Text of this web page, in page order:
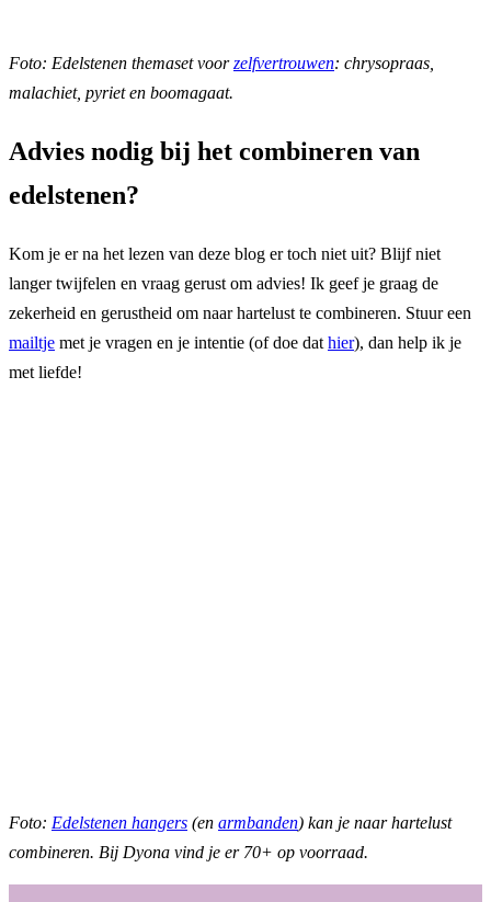
Foto: Edelstenen themaset voorzelfvertrouwen: chrysopraas,
malachiet, pyriet en boomagaat.
Advies nodig bij het combineren van
edelstenen?
Kom je er na het lezen van deze blog er toch niet uit? Blijf niet
langer twijfelen en vraag gerust om advies! Ik geef je graag de
zekerheid en gerustheid om naar hartelust te combineren. Stuur een
mailtje met je vragen en je intentie (of doe dat hier), dan help ik je
met liefde!
Foto: Edelstenen hangers (en armbanden) kan je naar hartelust
combineren. Bij Dyona vind je er 70+ op voorraad.